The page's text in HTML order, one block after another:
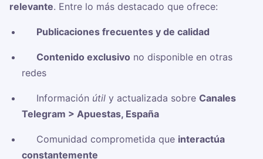
relevante. Entre lo más destacado que ofrece:
Publicaciones frecuentes y de calidad
Contenido exclusivo no disponible en otras
redes
✅ Información útily actualizada sobre Canales
Telegram > Apuestas, España
✅ Comunidad comprometida que interactúa
constantemente